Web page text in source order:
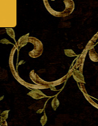
about Беседы о поэзии